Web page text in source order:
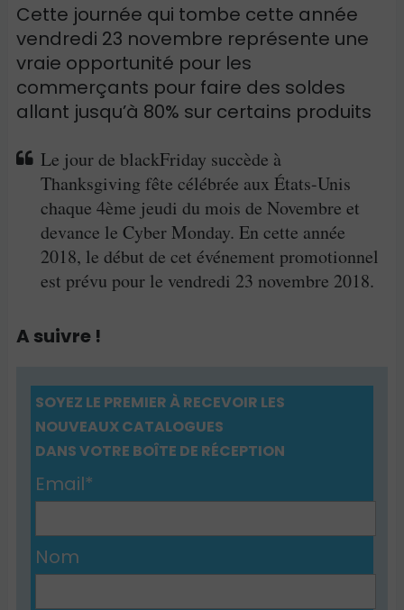
Cette journée qui tombe cette année
vendredi 23 novembre représente une
vraie opportunité pour les
commerçants pour faire des soldes
allant jusqu’à 80% sur certains produits
Le jour de blackFriday succède à
Thanksgiving fête célébrée aux États-Unis
chaque 4ème jeudi du mois de Novembre et
devance le Cyber Monday. En cette année
2018, le début de cet événement promotionnel
est prévu pour le vendredi 23 novembre 2018.
A suivre !
SOYEZ LE PREMIER À RECEVOIR LES
NOUVEAUX CATALOGUES
DANS VOTRE BOÎTE DE RÉCEPTION
Email*
Nom